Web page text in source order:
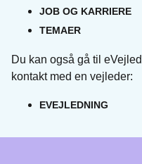
JOB OG KARRIERE
TEMAER
Du kan også gå til
kontakt med en vejleder:
EVEJLEDNING